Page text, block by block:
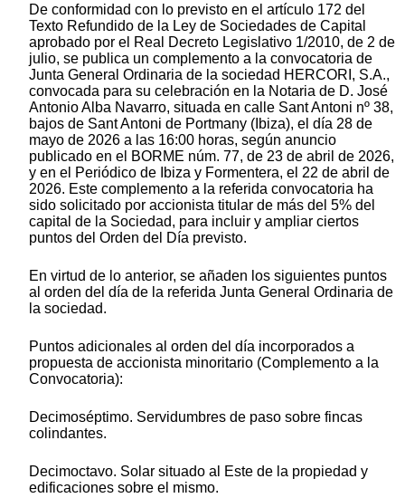
De conformidad con lo previsto en el artículo 172 del
Texto Refundido de la Ley de Sociedades de Capital
aprobado por el Real Decreto Legislativo 1/2010, de 2 de
julio, se publica un complemento a la convocatoria de
Junta General Ordinaria de la sociedad HERCORI, S.A.,
convocada para su celebración en la Notaria de D. José
Antonio Alba Navarro, situada en calle Sant Antoni nº 38,
bajos de Sant Antoni de Portmany (Ibiza), el día 28 de
mayo de 2026 a las 16:00 horas, según anuncio
publicado en el BORME núm. 77, de 23 de abril de 2026,
y en el Periódico de Ibiza y Formentera, el 22 de abril de
2026. Este complemento a la referida convocatoria ha
sido solicitado por accionista titular de más del 5% del
capital de la Sociedad, para incluir y ampliar ciertos
puntos del Orden del Día previsto.
En virtud de lo anterior, se añaden los siguientes puntos
al orden del día de la referida Junta General Ordinaria de
la sociedad.
Puntos adicionales al orden del día incorporados a
propuesta de accionista minoritario (Complemento a la
Convocatoria):
Decimoséptimo. Servidumbres de paso sobre fincas
colindantes.
Decimoctavo. Solar situado al Este de la propiedad y
edificaciones sobre el mismo.